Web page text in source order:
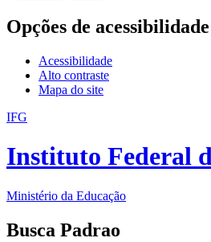
Opções de acessibilidade
Acessibilidade
Alto contraste
Mapa do site
IFG
Instituto Federal
Ministério da Educação
Busca Padrao